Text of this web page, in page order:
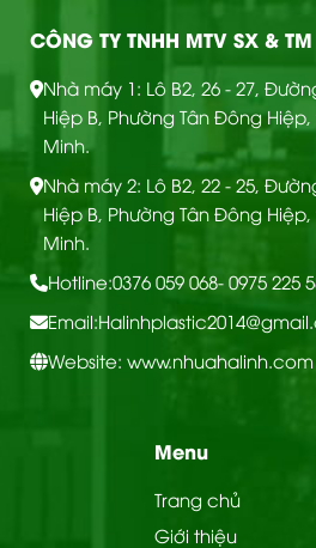
CÔNG TY TNHH MTV SX &
Nhà máy 1: Lô B2, 26 - 27,
Hiệp B, Phường Tân Đông
Minh.
Nhà máy 2: Lô B2, 22 - 25,
Hiệp B, Phường Tân Đông
Minh.
Hotline:0376 059 068- 0975 225
Email:
Website: www.nhuahalinh.com
Menu
Trang chủ
Giới thiệu